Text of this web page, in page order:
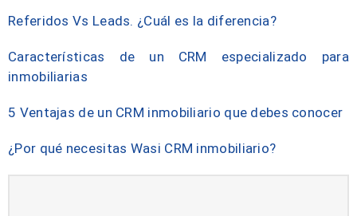
Referidos Vs Leads. ¿Cuál es la diferencia?
Características de un CRM especializado para
inmobiliarias
5 Ventajas de un CRM inmobiliario que debes conocer
¿Por qué necesitas Wasi CRM inmobiliario?